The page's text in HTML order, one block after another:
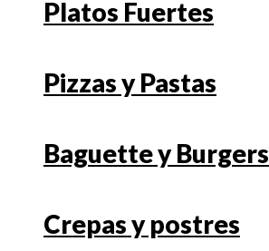
Platos Fuertes
Pizzas y Pastas
Baguette y Burgers
Crepas y postres